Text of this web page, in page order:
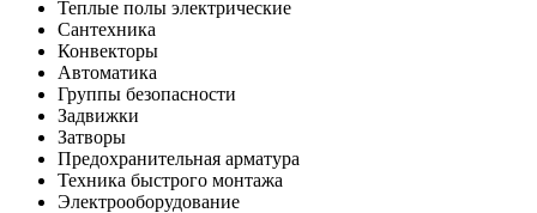
Теплые полы электрические
Сантехника
Конвекторы
Автоматика
Группы безопасности
Задвижки
Затворы
Предохранительная арматура
Техника быстрого монтажа
Электрооборудование